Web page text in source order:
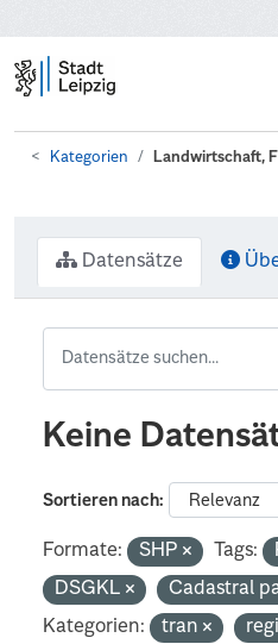
Kategorien Landwirtschaft,
Datensätze
Keine
Sortieren nach
Formate: SHP Tags:
DSGKL
Cadastral
Kategorien:
tran